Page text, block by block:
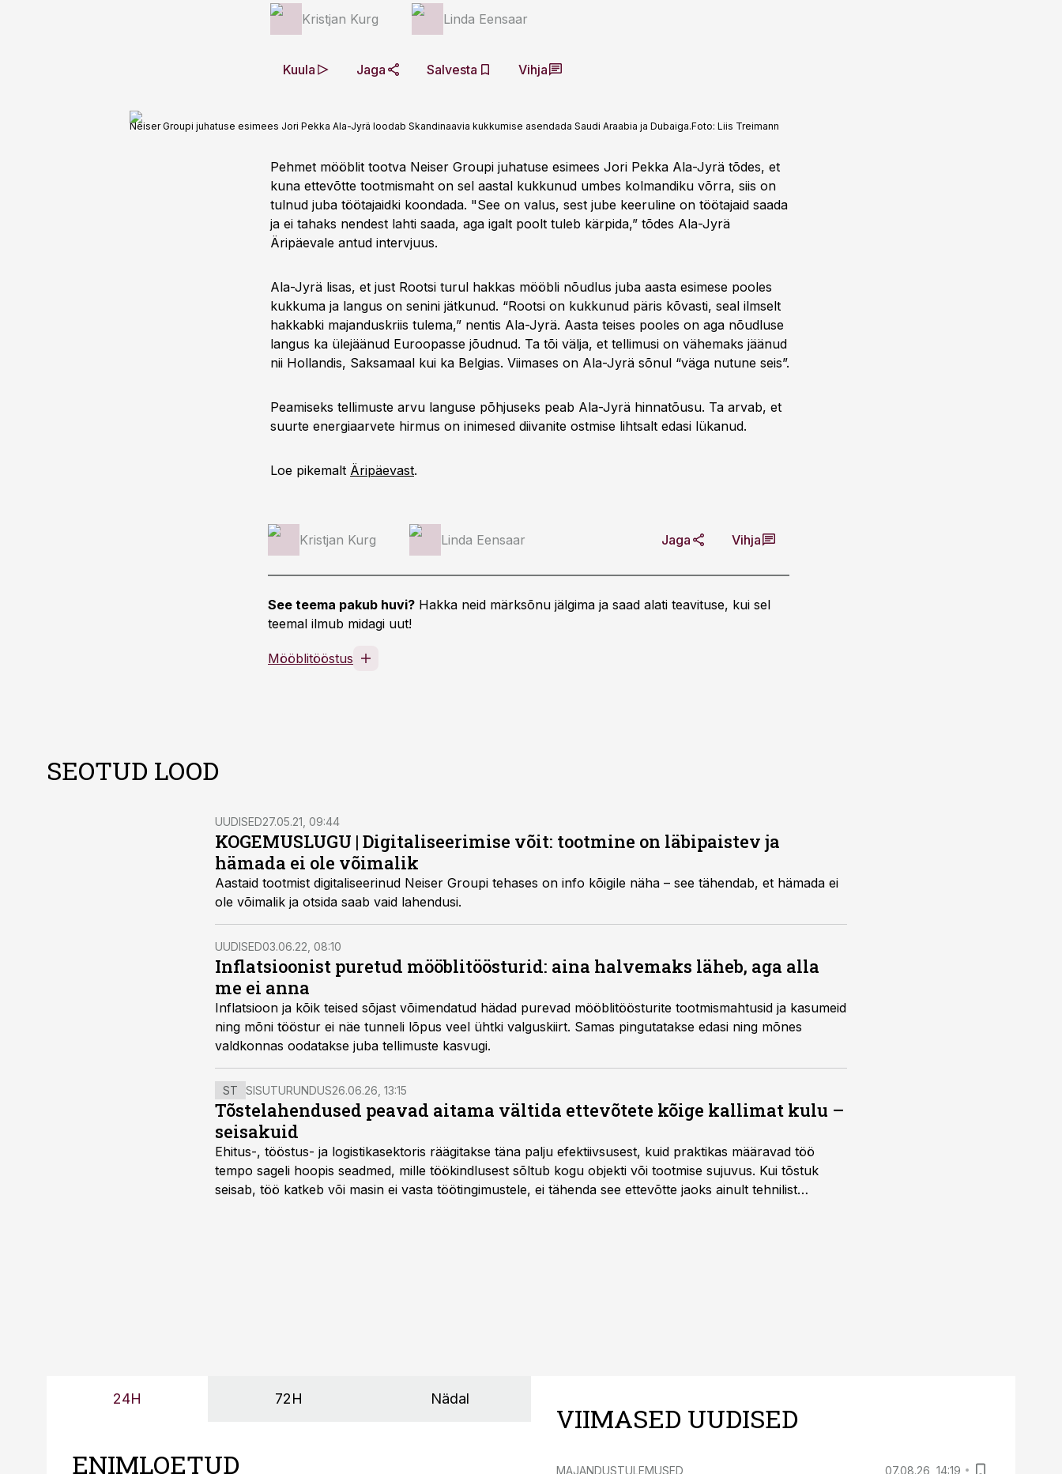
Kristjan Kurg Linda Eensaar
Kuula Jaga Salvesta Vihja
Neiser Groupi juhatuse esimees Jori Pekka Ala-Jyrä loodab Skandinaavia kukkumise asendada Saudi Araabia ja Dubaiga.Foto: Liis Treimann
Pehmet mööblit tootva Neiser Groupi juhatuse esimees Jori Pekka Ala-Jyrä tõdes, et
kuna ettevõtte tootmismaht on sel aastal kukkunud umbes kolmandiku võrra, siis on
tulnud juba töötajaidki koondada. "See on valus, sest jube keeruline on töötajaid saada
ja ei tahaks nendest lahti saada, aga igalt poolt tuleb kärpida,” tõdes Ala-Jyrä
Äripäevale antud intervjuus.
Ala-Jyrä lisas, et just Rootsi turul hakkas mööbli nõudlus juba aasta esimese pooles
kukkuma ja langus on senini jätkunud. “Rootsi on kukkunud päris kõvasti, seal ilmselt
hakkabki majanduskriis tulema,” nentis Ala-Jyrä. Aasta teises pooles on aga nõudluse
langus ka ülejäänud Euroopasse jõudnud. Ta tõi välja, et tellimusi on vähemaks jäänud
nii Hollandis, Saksamaal kui ka Belgias. Viimases on Ala-Jyrä sõnul “väga nutune seis”.
Peamiseks tellimuste arvu languse põhjuseks peab Ala-Jyrä hinnatõusu. Ta arvab, et
suurte energiaarvete hirmus on inimesed diivanite ostmise lihtsalt edasi lükanud.
Loe pikemalt Äripäevast.
Kristjan Kurg Linda Eensaar Jaga Vihja
See teema pakub huvi? Hakka neid märksõnu jälgima ja saad alati teavituse, kui sel
teemal ilmub midagi uut!
Mööblitööstus
SEOTUD LOOD
UUDISED27.05.21, 09:44
KOGEMUSLUGU | Digitaliseerimise võit: tootmine on läbipaistev ja
hämada ei ole võimalik
Aastaid tootmist digitaliseerinud Neiser Groupi tehases on info kõigile näha – see tähendab, et hämada ei
ole võimalik ja otsida saab vaid lahendusi.
UUDISED03.06.22, 08:10
Inflatsioonist puretud mööblitöösturid: aina halvemaks läheb, aga alla
me ei anna
Inflatsioon ja kõik teised sõjast võimendatud hädad purevad mööblitöösturite tootmismahtusid ja kasumeid
ning mõni tööstur ei näe tunneli lõpus veel ühtki valguskiirt. Samas pingutatakse edasi ning mõnes
valdkonnas oodatakse juba tellimuste kasvugi.
ST SISUTURUNDUS26.06.26, 13:15
Tõstelahendused peavad aitama vältida ettevõtete kõige kallimat kulu –
seisakuid
Ehitus-, tööstus- ja logistikasektoris räägitakse täna palju efektiivsusest, kuid praktikas määravad töö
tempo sageli hoopis seadmed, mille töökindlusest sõltub kogu objekti või tootmise sujuvus. Kui tõstuk
seisab, töö katkeb või masin ei vasta töötingimustele, ei tähenda see ettevõtte jaoks ainult tehnilist
24H 72H Nädal
ENIMLOETUD
VIIMASED UUDISED
MAJANDUSTULEMUSED 07.08.26, 14:19